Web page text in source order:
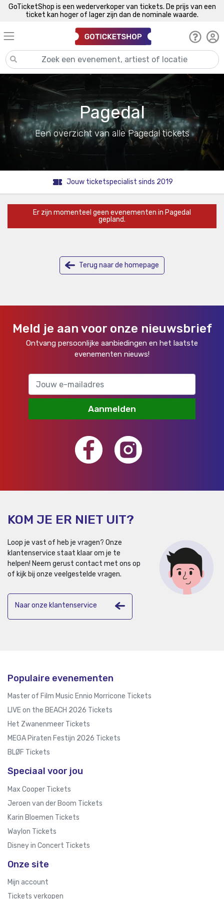
GoTicketShop is een wederverkoper van tickets. De prijs van een
ticket kan hoger of lager zijn dan de nominale waarde.
Pagedal
Een overzicht van alle Pagedal tickets
Jouw ticketspecialist sinds 2019
Er zijn momenteel geen evenementen in Pagedal
gepland.
Terug naar de homepage
Meld je aan voor onze nieuwsbrief
Ontvang persoonlijke aanbiedingen en het laatste
evenementen nieuws!
Aanmelden
KOM JE ER NIET UIT?
Loop je vast of heb je vragen? Onze
klantenservice staat klaar om je te
helpen! Neem gerust contact met ons op
of kijk bij onze veelgestelde vragen.
Naar onze klantenservice
Populaire evenementen
Master of Film Music Ennio Morricone Tickets
LIVE on the BEACH 2026 Tickets
Het Zwanenmeer Tickets
MEGA Piraten Festijn 2026 Tickets
BLØF Tickets
Speciaal voor jou
Max Cooper Tickets
Jeroen van der Boom Tickets
Karin Bloemen Tickets
Waylon Tickets
Disney in Concert Tickets
Onze site
Mijn account
Tickets verkopen